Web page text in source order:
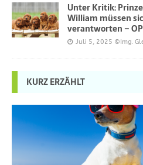
Unter Kritik:
William müssen
verantworten –
Juli 5, 2025 ©Img.
KURZ ERZÄHLT